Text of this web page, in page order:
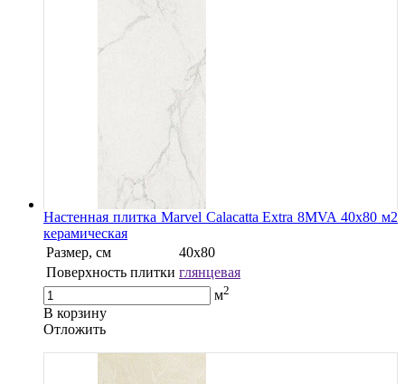
Настенная плитка Marvel Calacatta Extra 8MVA 40x80 м2
керамическая
Размер, см
40х80
Поверхность плитки глянцевая
м2
В корзину
Oтложить